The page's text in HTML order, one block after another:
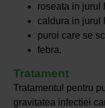
roseata in jurul
caldura in jurul
puroi care se
febra.
Tratament
Tratamentul pentru
gravitatea infectiei